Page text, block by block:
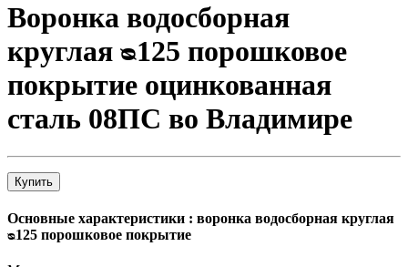
Воронка водосборная
круглая ᴓ125 порошковое
покрытие оцинкованная
сталь 08ПС во Владимире
Купить
Основные характеристики : воронка водосборная круглая
ᴓ125 порошковое покрытие